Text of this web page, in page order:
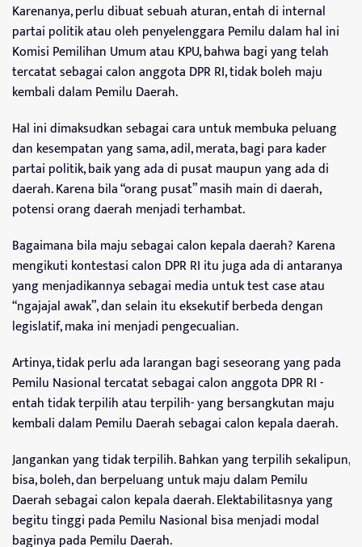
Karenanya, perlu dibuat sebuah aturan, entah di internal
partai politik atau oleh penyelenggara Pemilu dalam hal ini
Komisi Pemilihan Umum atau KPU, bahwa bagi yang telah
tercatat sebagai calon anggota DPR RI, tidak boleh maju
kembali dalam Pemilu Daerah.
Hal ini dimaksudkan sebagai cara untuk membuka peluang
dan kesempatan yang sama, adil, merata, bagi para kader
partai politik, baik yang ada di pusat maupun yang ada di
daerah. Karena bila “orang pusat” masih main di daerah,
potensi orang daerah menjadi terhambat.
Bagaimana bila maju sebagai calon kepala daerah? Karena
mengikuti kontestasi calon DPR RI itu juga ada di antaranya
yang menjadikannya sebagai media untuk test case atau
“ngajajal awak”, dan selain itu eksekutif berbeda dengan
legislatif, maka ini menjadi pengecualian.
Artinya, tidak perlu ada larangan bagi seseorang yang pada
Pemilu Nasional tercatat sebagai calon anggota DPR RI -
entah tidak terpilih atau terpilih- yang bersangkutan maju
kembali dalam Pemilu Daerah sebagai calon kepala daerah.
Jangankan yang tidak terpilih. Bahkan yang terpilih sekalipun,
bisa, boleh, dan berpeluang untuk maju dalam Pemilu
Daerah sebagai calon kepala daerah. Elektabilitasnya yang
begitu tinggi pada Pemilu Nasional bisa menjadi modal
baginya pada Pemilu Daerah.